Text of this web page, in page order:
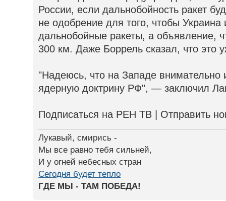
России, если дальнобойность ракет
не одобрение для того, чтобы Украина
дальнобойные ракеты, а объявление,
300 км. Даже Боррель сказал, что это
"Надеюсь, что на Западе внимательно
ядерную доктрину РФ", — заключил
Подписаться на РЕН ТВ | Отправить
Лукавый, смирись -
Мы все равно тебя сильней,
И у огней небесных стран
Сегодня будет тепло
ГДЕ МЫ - ТАМ ПОБЕДА!